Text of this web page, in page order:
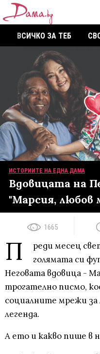
ВСИЧКО ЗА ТЕБ
ИСТОРИИТЕ НА ЕДНА ДАМА
Вдовицата на
"Марсия, любов
1665
П
реди месец
голямата си
Неговата вдовица -
трогателно писмо,
социалните мрежи
легенда.
А ето и какво пише в